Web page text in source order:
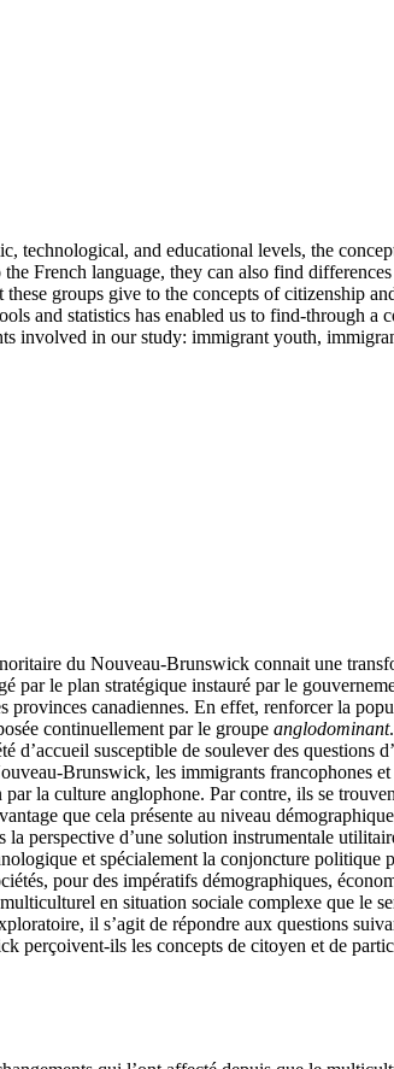
technological, and educational levels, the
French language, they can also find
groups give to the concepts of citizenship
and statistics has enabled us to find-through a
involved in our study: immigrant youth,
du Nouveau-Brunswick connait une
par le plan stratégique instauré par le
canadiennes. En effet, renforcer la
continuellement par le groupe anglodominant
susceptible de soulever des
Brunswick, les immigrants francophones
la culture anglophone. Par contre, ils se
que cela présente au niveau
perspective d’une solution instrumentale
et spécialement la conjoncture
pour des impératifs démographiques,
en situation sociale complexe que le
il s’agit de répondre aux questions
perçoivent-ils les concepts de citoyen et de